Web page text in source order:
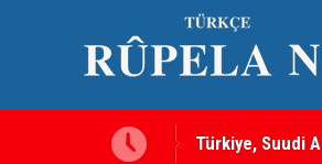
tüm üyelere yapılmış MEI Raporu: